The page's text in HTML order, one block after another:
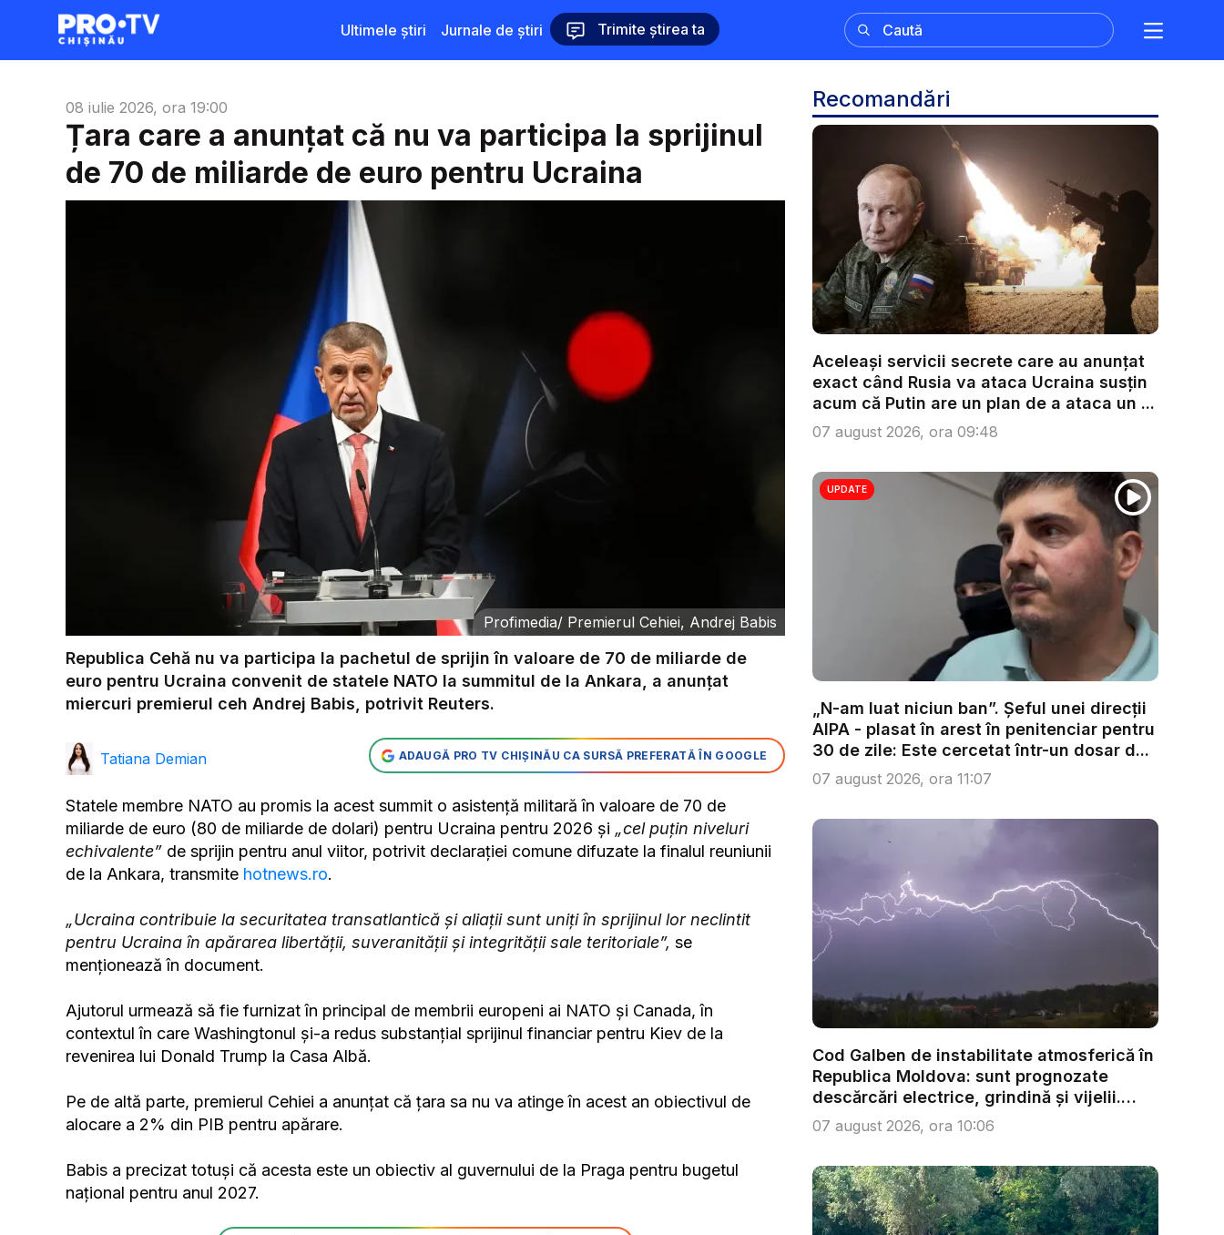
Ultimele știri Jurnale de știri Trimite știrea ta
08 iulie 2026, ora 19:00
Țara care a anunțat că nu va participa la sprijinul
de 70 de miliarde de euro pentru Ucraina
Profimedia/ Premierul Cehiei, Andrej Babis
Republica Cehă nu va participa la pachetul de sprijin în valoare de 70 de miliarde de
euro pentru Ucraina convenit de statele NATO la summitul de la Ankara, a anunţat
miercuri premierul ceh Andrej Babis, potrivit Reuters.
Tatiana Demian ADAUGĂ PRO TV CHIȘINĂU CA SURSĂ PREFERATĂ ÎN GOOGLE
Statele membre NATO au promis la acest summit o asistenţă militară în valoare de 70 de
miliarde de euro (80 de miliarde de dolari) pentru Ucraina pentru 2026 şi „cel puţin niveluri
echivalente” de sprijin pentru anul viitor, potrivit declaraţiei comune difuzate la finalul reuniunii
de la Ankara, transmite hotnews.ro.
„Ucraina contribuie la securitatea transatlantică şi aliaţii sunt uniţi în sprijinul lor neclintit
pentru Ucraina în apărarea libertăţii, suveranităţii şi integrităţii sale teritoriale”, se
menţionează în document.
Ajutorul urmează să fie furnizat în principal de membrii europeni ai NATO şi Canada, în
contextul în care Washingtonul şi-a redus substanţial sprijinul financiar pentru Kiev de la
revenirea lui Donald Trump la Casa Albă.
Pe de altă parte, premierul Cehiei a anunţat că ţara sa nu va atinge în acest an obiectivul de
alocare a 2% din PIB pentru apărare.
Babis a precizat totuşi că acesta este un obiectiv al guvernului de la Praga pentru bugetul
naţional pentru anul 2027.
Recomandări
Aceleași servicii secrete care au anunțat
exact când Rusia va ataca Ucraina susțin
acum că Putin are un plan de a ataca un ...
07 august 2026, ora 09:48
UPDATE
„N-am luat niciun ban”. Șeful unei direcții
AIPA - plasat în arest în penitenciar pentru
30 de zile: Este cercetat într-un dosar d...
07 august 2026, ora 11:07
Cod Galben de instabilitate atmosferică în
Republica Moldova: sunt prognozate
descărcări electrice, grindină și vijelii.
Câ...
07 august 2026, ora 10:06